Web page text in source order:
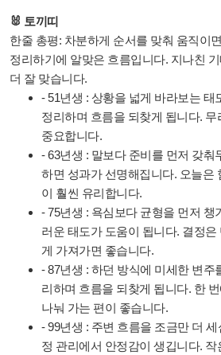
🐰 토끼띠
한줄 총평: 차분하게 순서를 맞춰 움직이
정리하기에 알맞은 흐름입니다. 지나친
더 잘 맞습니다.
- 51년생 : 상황을 넓게 바라보는 태
정리하며 흐름을 되찾게 됩니다.
중요합니다.
- 63년생 : 말보다 준비를 먼저 갖춰
하면 성과가 선명해집니다. 오늘은
이 훨씬 유리합니다.
- 75년생 : 욕심보다 균형을 먼저 챙
러운 태도가 도움이 됩니다. 결정
게 가져가면 좋습니다.
- 87년생 : 하던 방식에 미세한 변주
리하며 흐름을 되찾게 됩니다. 한
나눠 가는 편이 좋습니다.
- 99년생 : 주변 흐름을 조금만 더
정 관리에서 안정감이 생깁니다.